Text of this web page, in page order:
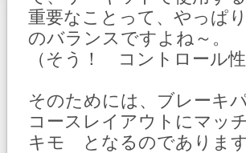
重要なことって、やっぱ
のバランスですよね～。
（そう！ コントロール
そのためには、ブレーキ
コースレイアウトにマッ
キモ となるのであります